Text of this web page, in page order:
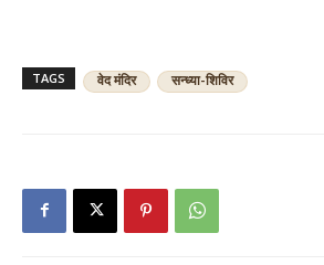
TAGS वेद मंदिर सन्ध्या-शिविर